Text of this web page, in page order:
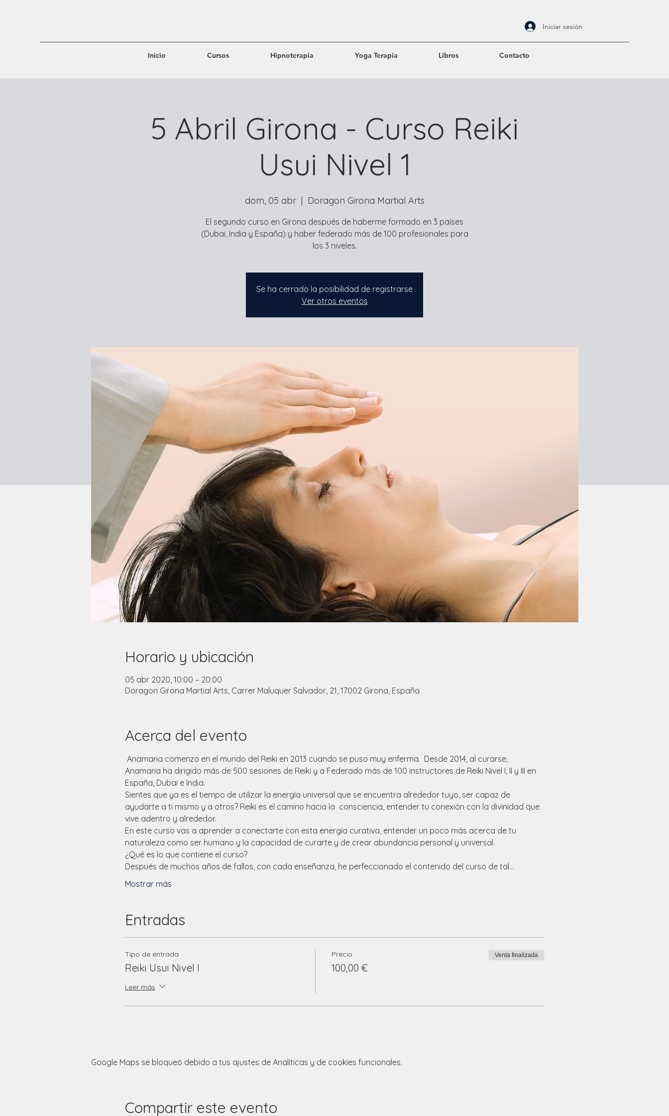
Iniciar sesión
Inicio Cursos Hipnoterapia Yoga Terapia Libros Contacto
5 Abril Girona - Curso Reiki
Usui Nivel 1
dom, 05 abr
  |
Doragon Girona Martial Arts
El segundo curso en Girona después de haberme formado en 3 países
(Dubai, India y España) y haber federado más de 100 profesionales para
los 3 niveles.
Se ha cerrado la posibilidad de registrarse
Ver otros eventos
Horario y ubicación
05 abr 2020, 10:00 – 20:00
Doragon Girona Martial Arts, Carrer Maluquer Salvador, 21, 17002 Girona, España
Acerca del evento
Anamaria comenzo en el mundo del Reiki en 2013 cuando se puso muy enferma.  Desde 2014, al curarse,
Anamaria ha dirigido más de 500 sesiones de Reiki y a Federado más de 100 instructores de Reiki Nivel I, II y III en
España, Dubai e India.
Sientes que ya es el tiempo de utilizar la energía universal que se encuentra alrededor tuyo, ser capaz de
ayudarte a ti mismo y a otros? Reiki es el camino hacia la  consciencia, entender tu conexión con la divinidad que
vive adentro y alrededor.
En este curso vas a aprender a conectarte con esta energía curativa, entender un poco más acerca de tu
naturaleza como ser humano y la capacidad de curarte y de crear abundancia personal y universal.
¿Qué es lo que contiene el curso?
Después de muchos años de fallos, con cada enseñanza, he perfeccionado el contenido del curso de tal…
Mostrar más
Entradas
Tipo de entrada
Reiki Usui Nivel I
Leer más
Precio
100,00 €
Venta finalizada
Google Maps se bloqueó debido a tus ajustes de Analíticas y de cookies funcionales.
Compartir este evento